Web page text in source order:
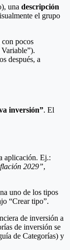
una descripción
el grupo
con pocos
después, a
inversión”. El
aplicación. Ej.:
2029”,
uno de los tipos
“Crear tipo”.
de inversión a
de inversión se
de Categorías) y